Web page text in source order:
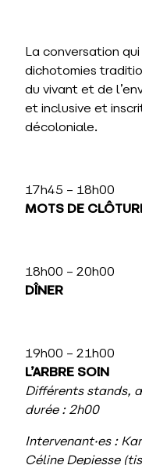
La conversation
dichotomies
du vivant et de
et inclusive et
décoloniale.
17h45 – 18h00
MOTS DE
18h00 – 20h00
DÎNER
19h00 – 21h00
L’ARBRE SOIN
Différents stands,
durée : 2h00
Intervenant·es :
Céline Depiesse